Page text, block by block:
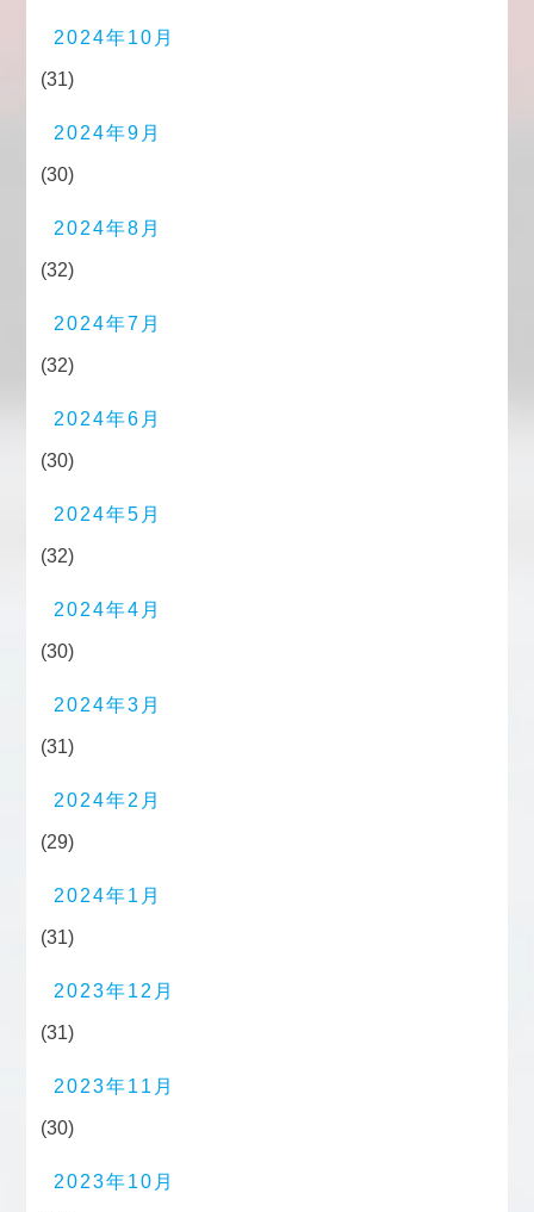
2024年10月
(31)
2024年9月
(30)
2024年8月
(32)
2024年7月
(32)
2024年6月
(30)
2024年5月
(32)
2024年4月
(30)
2024年3月
(31)
2024年2月
(29)
2024年1月
(31)
2023年12月
(31)
2023年11月
(30)
2023年10月